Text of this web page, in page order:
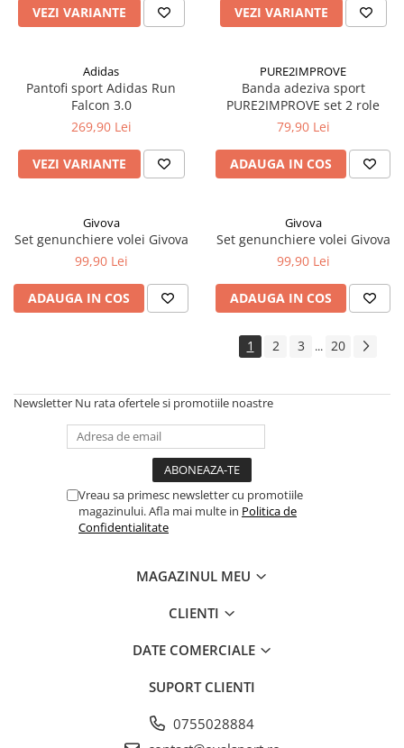
VEZI VARIANTE VEZI VARIANTE
Adidas
Pantofi sport Adidas Run
Falcon 3.0
269,90 Lei
VEZI VARIANTE
PURE2IMPROVE
Banda adeziva sport
PURE2IMPROVE set 2 role
79,90 Lei
ADAUGA IN COS
Givova
Set genunchiere volei Givova
99,90 Lei
ADAUGA IN COS
Givova
Set genunchiere volei Givova
99,90 Lei
ADAUGA IN COS
1 2 3 ... 20
Newsletter Nu rata ofertele si promotiile noastre
Vreau sa primesc newsletter cu promotiile
magazinului. Afla mai multe in Politica de
Confidentialitate
MAGAZINUL MEU
CLIENTI
DATE COMERCIALE
SUPORT CLIENTI
0755028884